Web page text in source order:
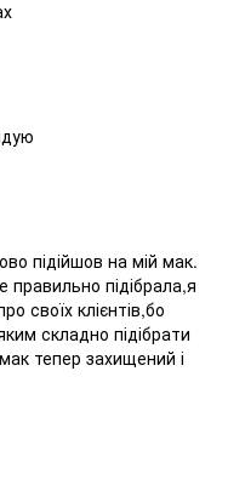
підійшов на мій мак.
підібрала,я
своїх клієнтів,бо
складно підібрати
тепер захищений і